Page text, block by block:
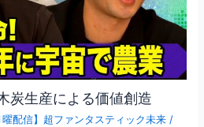
炭生産による価値創造
曜配信】超ファンタスティック未来 /